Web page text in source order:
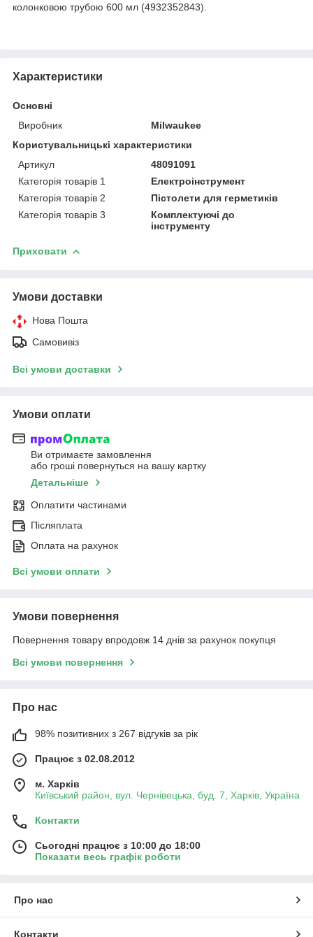
колонковою трубою 600 мл (4932352843).
Характеристики
Основні
Виробник
Milwaukee
Користувальницькі характеристики
Артикул
48091091
Категорія товарів 1
Електроінструмент
Категорія товарів 2
Пістолети для герметиків
Категорія товарів 3
Комплектуючі до
інструменту
Приховати
Умови доставки
Нова Пошта
Самовивіз
Всі умови доставки
Умови оплати
Ви отримаєте замовлення
або гроші повернуться на вашу картку
Детальніше
Оплатити частинами
Післяплата
Оплата на рахунок
Всі умови оплати
Умови повернення
Повернення товару впродовж 14 днів за рахунок покупця
Всі умови повернення
Про нас
98% позитивних з 267 відгуків за рік
Працює з 02.08.2012
м. Харків
Київський район, вул. Чернівецька, буд. 7, Харків, Україна
Контакти
Сьогодні працює з 10:00 до 18:00
Показати весь графік роботи
Про нас
Контакти